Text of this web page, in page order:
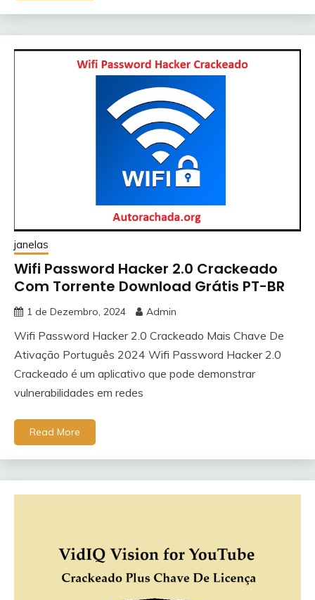
janelas
Wifi Password Hacker 2.0 Crackeado
Com Torrente Download Grátis PT-BR
1 de Dezembro, 2024 Admin
Wifi Password Hacker 2.0 Crackeado Mais Chave De
Ativação Português 2024 Wifi Password Hacker 2.0
Crackeado é um aplicativo que pode demonstrar
vulnerabilidades em redes
Read More